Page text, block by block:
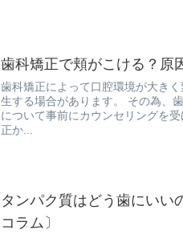
歯科矯正で頬がこける？原
歯科矯正によって口腔環境が大き
生する場合があります。 その為、
について事前にカウンセリングを
正か...
タンパク質はどう歯にいい
コラム〕